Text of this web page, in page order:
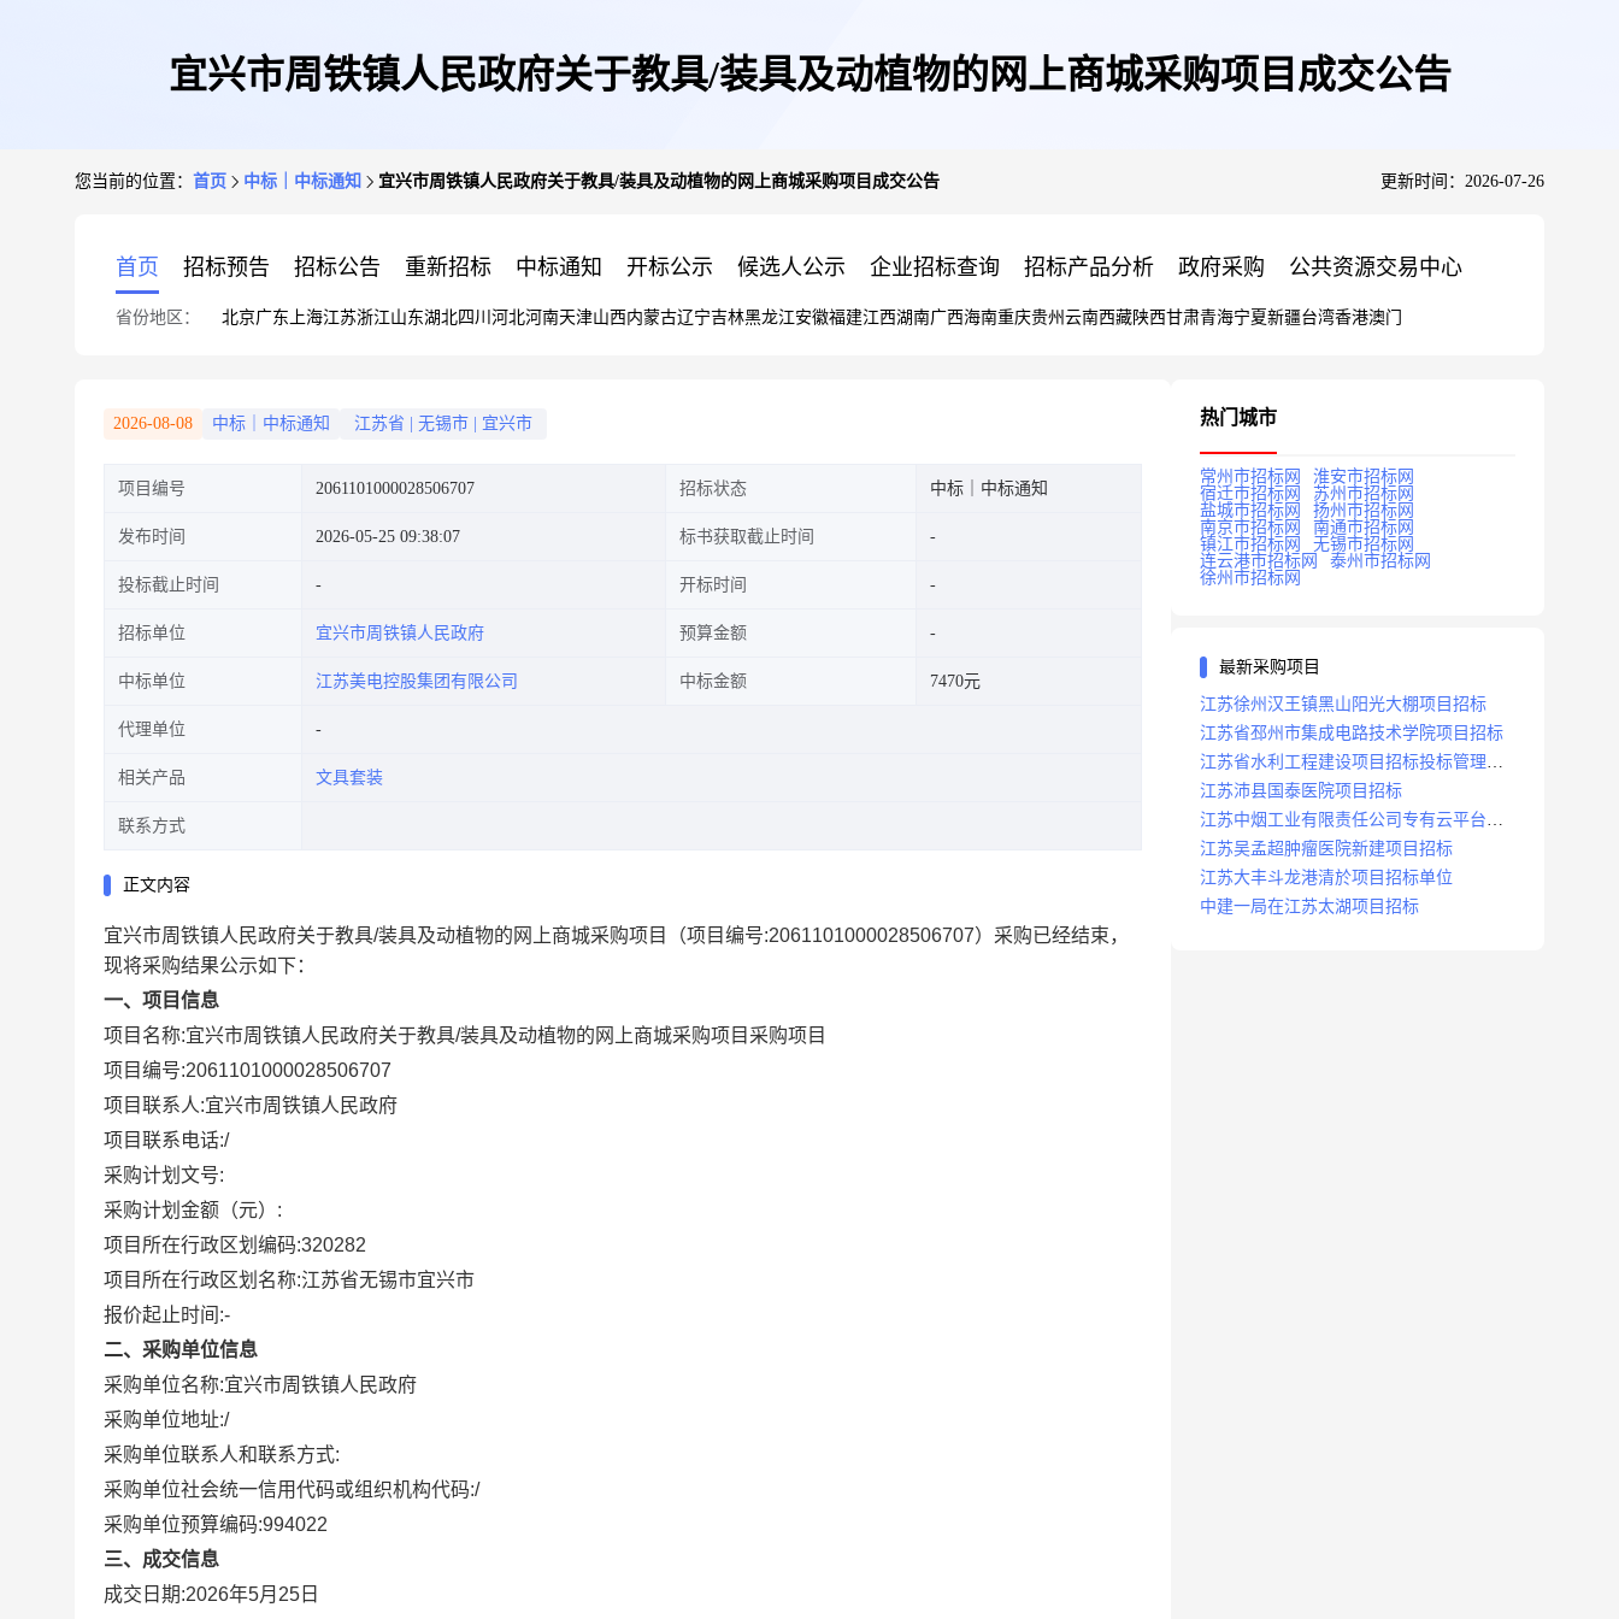
宜兴市周铁镇人民政府关于教具/装具及动植物的网上商城采购项目成交公告
您当前的位置： 首页 中标｜中标通知 宜兴市周铁镇人民政府关于教具/装具及动植物的网上商城采购项目成交公告 更新时间：2026-07-26
首页 招标预告 招标公告 重新招标 中标通知 开标公示 候选人公示 企业招标查询 招标产品分析 政府采购 公共资源交易中心
省份地区： 北京广东 上海江苏浙江山东湖北四川 河北河南天津山西内蒙古辽宁吉林黑龙江安徽福建江西湖南广西海南重庆贵州 云南西藏陕西甘肃青海宁夏新疆台湾香港澳门
2026-08-08 中标｜中标通知 江苏省 无锡市 宜兴市
项目编号 2061101000028506707 招标状态 中标｜中标通知
发布时间 2026-05-25 09:38:07 标书获取截止时间
投标截止时间 开标时间
招标单位 宜兴市周铁镇人民政府 预算金额
中标单位 江苏美电控股集团有限公司 中标金额 7470元
代理单位
相关产品 文具套装
联系方式
正文内容
宜兴市周铁镇人民政府关于教具/装具及动植物的网上商城采购项目 （项目编号:2061101000028506707）采购已经结束，
现将采购结果公示如下：
一、项目信息
项目名称:宜兴市周铁镇人民政府关于教具/装具及动植物的网上商城采购项目 采购项目
项目编号:2061101000028506707
项目联系人:宜兴市周铁镇人民政府
项目联系电话:/
采购计划文号:
采购计划金额（元）:
项目所在行政区划编码:320282
项目所在行政区划名称:江苏省无锡市宜兴市
报价起止时间:-
二、采购单位信息
采购单位名称:宜兴市周铁镇人民政府
采购单位地址:/
采购单位联系人和联系方式:
采购单位社会统一信用代码或组织机构代码:/
采购单位预算编码:994022
三、成交信息
成交日期:2026年5月25日
热门城市
常州市招标网
淮安市招标网
宿迁市招标网
苏州市招标网
盐城市招标网
扬州市招标网
南京市招标网
南通市招标网
镇江市招标网
无锡市招标网
连云港市招标网
泰州市招标网
徐州市招标网
最新采购项目
江苏徐州汉王镇黑山阳光大棚项目招标
江苏省邳州市集成电路技术学院项目招标
江苏省水利工程建设项目招标投标管理办
法
江苏沛县国泰医院项目招标
江苏中烟工业有限责任公司专有云平台扩
容项目招标
江苏吴孟超肿瘤医院新建项目招标
江苏大丰斗龙港清於项目招标单位
中建一局在江苏太湖项目招标